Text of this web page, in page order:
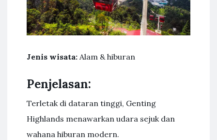
Jenis wisata: Alam & hiburan
Penjelasan:
Terletak di dataran tinggi, Genting
Highlands menawarkan udara sejuk dan
wahana hiburan modern.